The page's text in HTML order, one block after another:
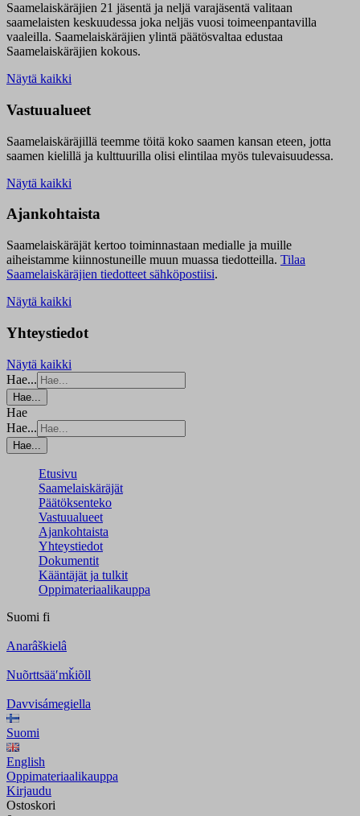
Saamelaiskäräjien 21 jäsentä ja neljä varajäsentä valitaan
saamelaisten keskuudessa joka neljäs vuosi toimeenpantavilla
vaaleilla. Saamelaiskäräjien ylintä päätösvaltaa edustaa
Saamelaiskäräjien kokous.
Näytä kaikki
Vastuualueet
Saamelaiskäräjillä teemme töitä koko saamen kansan eteen, jotta
saamen kielillä ja kulttuurilla olisi elintilaa myös tulevaisuudessa.
Näytä kaikki
Ajankohtaista
Saamelaiskäräjät kertoo toiminnastaan medialle ja muille
aiheistamme kiinnostuneille muun muassa tiedotteilla. Tilaa
Saamelaiskäräjien tiedotteet sähköpostiisi.
Näytä kaikki
Yhteystiedot
Näytä kaikki
Hae...
Hae...
Hae
Hae...
Hae...
Etusivu
Saamelaiskäräjät
Päätöksenteko
Vastuualueet
Ajankohtaista
Yhteystiedot
Dokumentit
Kääntäjät ja tulkit
Oppimateriaalikauppa
Suomi fi
Anarâškielâ
Nuõrttsääʹmǩiõll
Davvisámegiella
Suomi
English
Oppimateriaalikauppa
Kirjaudu
Ostoskori